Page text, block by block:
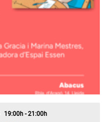
19:00h - 21:00h